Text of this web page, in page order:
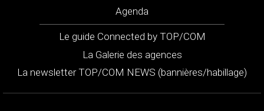
Agenda
Le guide Connected by TOP/COM
La Galerie des agences
La newsletter TOP/COM NEWS (bannières/habillage)